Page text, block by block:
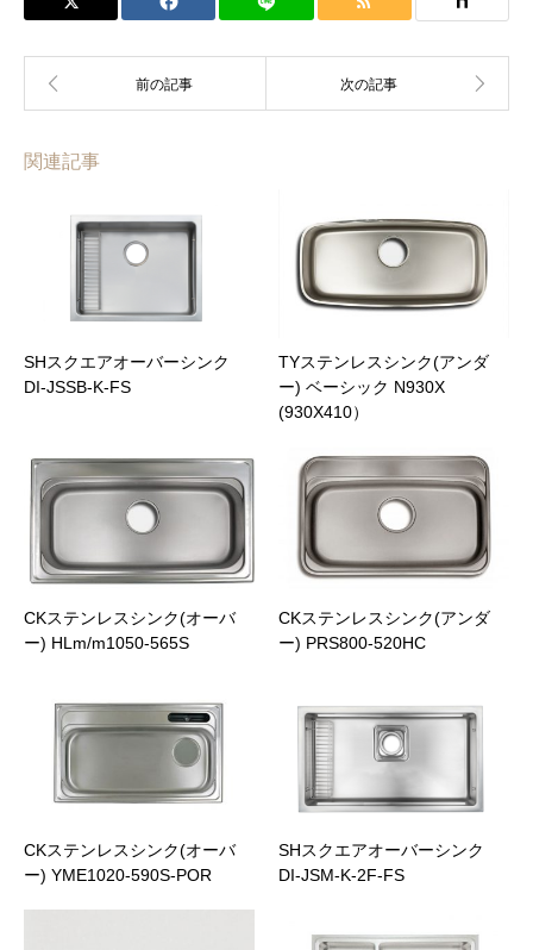
関連記事
SHスクエアオーバーシンク
DI-JSSB-K-FS
TYステンレスシンク(アンダ
ー) ベーシック N930X
(930X410）
CKステンレスシンク(オーバ
ー) HLm/m1050-565S
CKステンレスシンク(アンダ
ー) PRS800-520HC
CKステンレスシンク(オーバ
ー) YME1020-590S-POR
SHスクエアオーバーシンク
DI-JSM-K-2F-FS